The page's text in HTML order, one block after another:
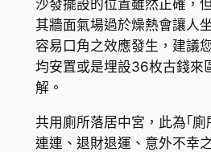
沙發擺設的位置雖然正確，
其牆面氣場過於燥熱會讓人
容易口角之效應發生，建議
均安置或是埋設36枚古錢來
解。
共用廁所落居中宮，此為｢廁
連連、退財退運、意外不幸